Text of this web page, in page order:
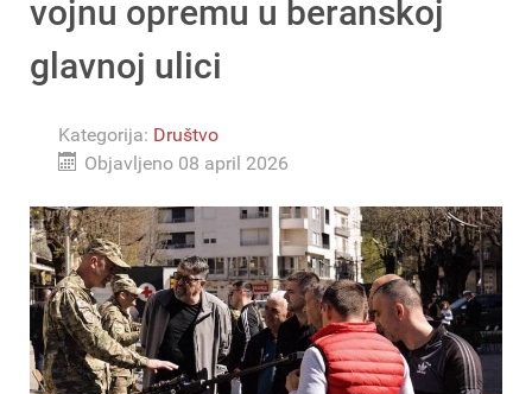
vojnu opremu u beranskoj
glavnoj ulici
Kategorija: Društvo
Objavljeno 08 april 2026